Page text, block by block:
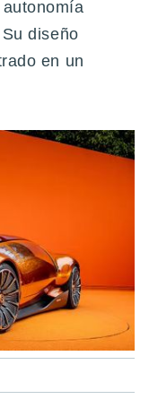
diseño
en un